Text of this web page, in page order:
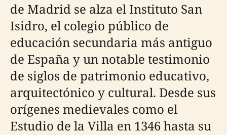
de Madrid se alza el Instituto San
Isidro, el colegio público de
educación secundaria más antiguo
de España y un notable testimonio
de siglos de patrimonio educativo,
arquitectónico y cultural. Desde sus
orígenes medievales como el
Estudio de la Villa en 1346 hasta su